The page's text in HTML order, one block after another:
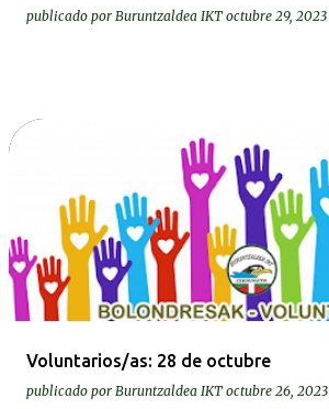
publicado por Buruntzaldea IKT octubre 29, 2023
Voluntarios/as: 28 de octubre
publicado por Buruntzaldea IKT octubre 26, 2023